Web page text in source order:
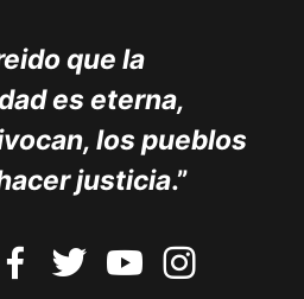
que la
es eterna,
los pueblos
justicia.”